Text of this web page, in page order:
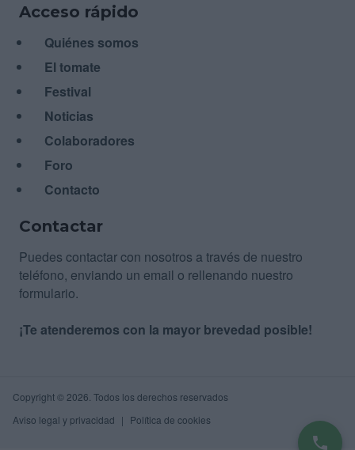
Acceso rápido
Quiénes somos
El tomate
Festival
Noticias
Colaboradores
Foro
Contacto
Contactar
Puedes contactar con nosotros a través de nuestro
teléfono, enviando un email o rellenando nuestro
formulario.
¡Te atenderemos con la mayor brevedad posible!
Copyright © 2026. Todos los derechos reservados
Aviso legal y privacidad
Política de cookies